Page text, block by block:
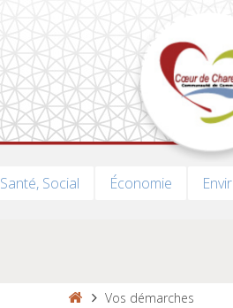
Santé, Social Économie
Vos démarches